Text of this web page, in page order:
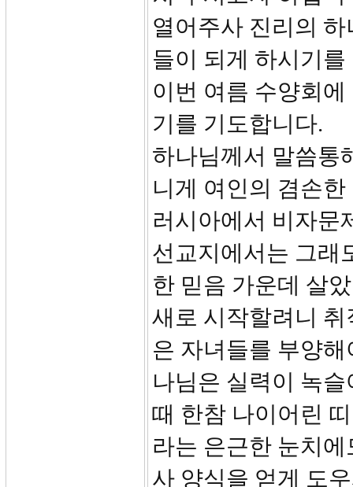
열어주사 진리의
들이 되게 하시기
이번 여름 수양회
기를 기도합니다.
하나님께서 말씀통
니게 여인의 겸손
러시아에서 비자문
선교지에서는 그래
한 믿음 가운데 살
새로 시작할려니
은 자녀들를 부양
나님은 실력이 녹
때 한참 나이어린
라는 은근한 눈치
사 양식을 얻게 도